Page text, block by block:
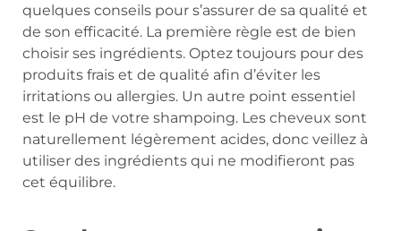
quelques conseils pour s’assurer de sa qualité et
de son efficacité. La première règle est de bien
choisir ses ingrédients. Optez toujours pour des
produits frais et de qualité afin d’éviter les
irritations ou allergies. Un autre point essentiel
est le pH de votre shampoing. Les cheveux sont
naturellement légèrement acides, donc veillez à
utiliser des ingrédients qui ne modifieront pas
cet équilibre.